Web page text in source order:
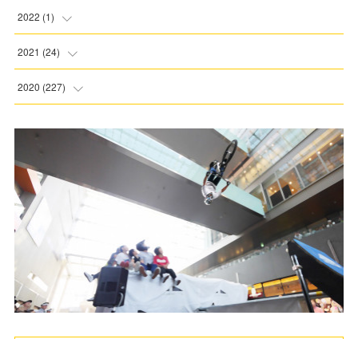
2022 (1)
(1
2021 (24)
(3)
(1)
2020 (227)
(20)
26